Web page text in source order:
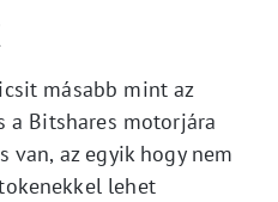
másabb mint az
a Bitshares motorjára
van, az egyik hogy nem
lehet